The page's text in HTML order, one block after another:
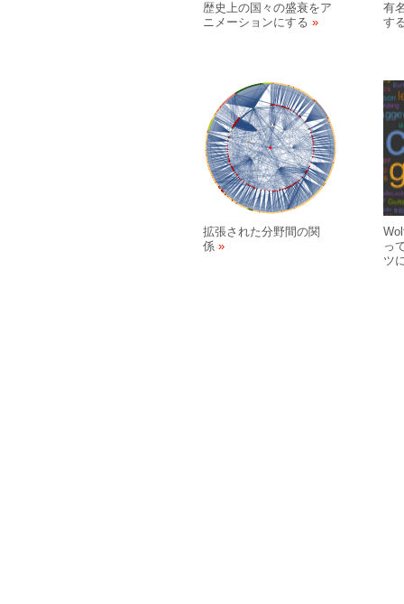
歴史上の国々の盛衰をア
ニメーションにする
有
す
拡張された分野間の関
係
っ
ツ